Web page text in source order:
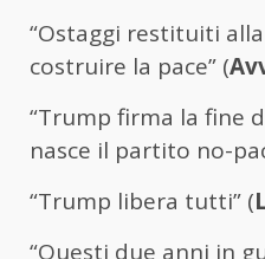
“Ostaggi restituiti
costruire la pace” (
“Trump firma la fine
nasce il partito no-
“Trump libera tutti” (
“Questi due anni in